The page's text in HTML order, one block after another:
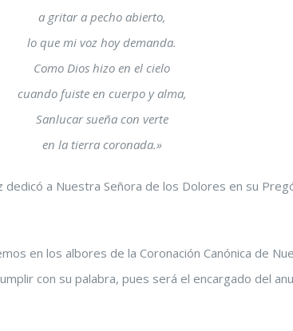
a gritar a pecho abierto,
lo que mi voz hoy demanda.
Como Dios hizo en el cielo
cuando fuiste en cuerpo y alma,
Sanlucar sueña con verte
en la tierra coronada.»
a Nuestra Señora de los Dolores en su
en los albores de la Coronación Canónica de
con su palabra, pues será el encargado del